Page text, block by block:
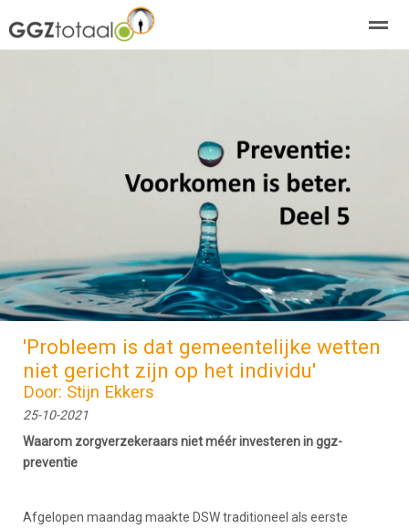
Zoeken Pagina's
'Probleem is dat gemeentelijke wetten
niet gericht zijn op het individu'
Door: Stijn Ekkers
25-10-2021
Waarom zorgverzekeraars niet méér investeren in ggz-
preventie
Afgelopen maandag maakte DSW traditioneel als eerste